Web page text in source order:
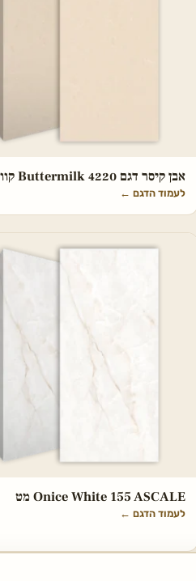
אבן קיסר דגם 4220 Buttermilk קוורץ
לעמוד הדגם ←
Onice White 155 ASCALE מט
לעמוד הדגם ←